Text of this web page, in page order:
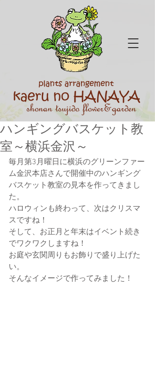
ハンギングバスケット教
室～横浜金沢～
毎月第3月曜日に横浜のグリーンファー
ム金沢本店さんで開催中のハンギング
バスケット教室の見本を作ってきまし
た。
ハロウィンも終わって、次はクリスマ
スですね！
そして、お正月と年末はイベント続き
でワクワクしますね！
お庭や玄関周りもお飾りで盛り上げた
い。
そんなイメージで作ってみました！